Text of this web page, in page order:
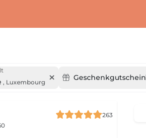
, Luxembourg
Geschenkgutschein
263